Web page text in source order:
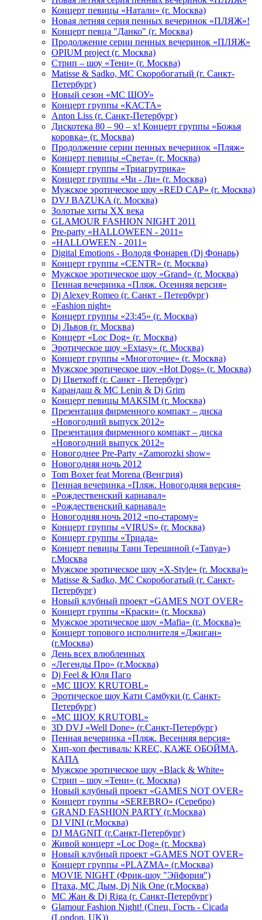
Концерт певицы «Натали» (г. Москва)
Новая летняя серия пенных вечеринок «ПЛЯЖ»!
Концерт певца "Данко" (г. Москва)
Продолжение серии пенных вечеринок «ПЛЯЖ»
OPIUM project (г. Москва)
Стрип – шоу «Тени» (г. Москва)
Matissе & Sadko, MC Скоробогатый (г. Санкт-
Петербург)
Новый сезон «МС ШОУ»
Концерт группы «КАСТА»
Anton Liss (г. Санкт-Петербург)
Дискотека 80 – 90 – х! Концерт группы «Божья
коровка» (г. Москва)
Продолжение серии пенных вечеринок «Пляж»
Концерт певицы «Света» (г. Москва)
Концерт группы «Триагрутрика»
Концерт группы «Чи - Ли» (г. Москва)
Мужское эротическое шоу «RED CAP» (г. Москва)
DVJ BAZUKA (г. Москва)
Золотые хиты XX века
GLAMOUR FASHION NIGHT 2011
Pre-party «HALLOWEEN - 2011»
«HALLOWEEN - 2011»
Digital Emotions - Володя Фонарев (Dj Фонарь)
Концерт группы «CENTR» (г. Москва)
Мужское эротическое шоу «Grand» (г. Москва)
Пенная вечеринка «Пляж. Осенняя версия»
Dj Alexey Romeo (г. Санкт - Петербург)
«Fashion night»
Концерт группы «23:45» (г. Москва)
Dj Львов (г. Москва)
Концерт «Loc Dog» (г. Москва)
Эротическое шоу «Extasy» (г. Москва)
Концерт группы «Многоточие» (г. Москва)
Мужское эротическое шоу «Hot Dogs» (г. Москва)
Dj Цветкоff (г. Санкт - Петербург)
Карандаш & МС Lenin & Dj Grim
Концерт певицы МАКSIМ (г. Москва)
Презентация фирменного компакт – диска
«Новогодний выпуск 2012»
Презентация фирменного компакт – диска
«Новогодний выпуск 2012»
Новогоднее Pre-Party «Zamorozki show»
Новогодняя ночь 2012
Tom Boxer feat Morena (Венгрия)
Пенная вечеринка «Пляж. Новогодняя версия»
«Рождественский карнавал»
«Рождественский карнавал»
Новогодняя ночь 2012 «по-старому»
Концерт группы «VIRUS» (г. Москва)
Концерт группы «Триада»
Концерт певицы Тани Терешиной («Tanya»)
г.Москва
Мужское эротическое шоу «X-Style» (г. Москва)»
Matissе & Sadko, MC Скоробогатый (г. Санкт-
Петербург)
Новый клубный проект «GAMES NOT OVER»
Концерт группы «Краски» (г. Москва)
Мужское эротическое шоу «Mafia» (г. Москва)»
Концерт топового исполнителя «Джиган»
(г.Москва)
День всех влюбленных
«Легенды Про» (г.Москва)
Dj Feel & Юля Паго
«МС ШОУ. KRUTOBL»
Эротическое шоу Кати Самбуки (г. Санкт-
Петербург)
«МС ШОУ. KRUTOBL»
3D DVJ «Well Done» (г.Санкт-Петербург)
Пенная вечеринка «Пляж. Весенняя версия»
Хип-хоп фестиваль: KREC, КАЖЕ ОБОЙМА,
КАПА
Мужское эротическое шоу «Black & White»
Стрип – шоу «Тени» (г. Москва)
Новый клубный проект «GAMES NOT OVER»
Концерт группы «SEREBRO» (Серебро)
GRAND FASHION PARTY (г.Москва)
DJ VINI (г.Москва)
DJ MAGNIT (г.Санкт-Петербург)
Живой концерт «Loc Dog» (г. Москва)
Новый клубный проект «GAMES NOT OVER»
Концерт группы «PLAZMA» (г.Москва)
MOVIE NIGHT (Фрик-шоу "Эйфория")
Птаха, МС Дым, Dj Nik One (г.Москва)
МС Жан & Dj Riga (г. Санкт-Петербург)
Glamour Fashion Night! (Спец. Гость - Cicada
(London, UK))